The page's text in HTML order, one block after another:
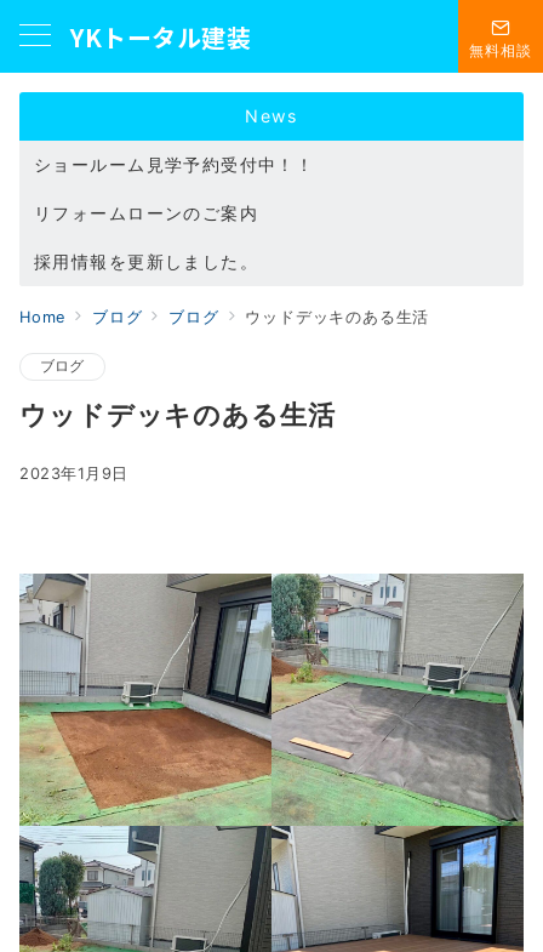
YKトータル建装 無料相談
News
ショールーム見学予約受付中！！
リフォームローンのご案内
採用情報を更新しました。
Home ブログ ブログ ウッドデッキのある生活
ブログ
ウッドデッキのある生活
2023年1月9日